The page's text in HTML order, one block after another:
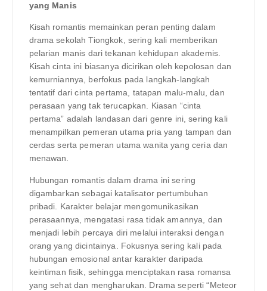
yang Manis
Kisah romantis memainkan peran penting dalam
drama sekolah Tiongkok, sering kali memberikan
pelarian manis dari tekanan kehidupan akademis.
Kisah cinta ini biasanya dicirikan oleh kepolosan dan
kemurniannya, berfokus pada langkah-langkah
tentatif dari cinta pertama, tatapan malu-malu, dan
perasaan yang tak terucapkan. Kiasan “cinta
pertama” adalah landasan dari genre ini, sering kali
menampilkan pemeran utama pria yang tampan dan
cerdas serta pemeran utama wanita yang ceria dan
menawan.
Hubungan romantis dalam drama ini sering
digambarkan sebagai katalisator pertumbuhan
pribadi. Karakter belajar mengomunikasikan
perasaannya, mengatasi rasa tidak amannya, dan
menjadi lebih percaya diri melalui interaksi dengan
orang yang dicintainya. Fokusnya sering kali pada
hubungan emosional antar karakter daripada
keintiman fisik, sehingga menciptakan rasa romansa
yang sehat dan mengharukan. Drama seperti “Meteor